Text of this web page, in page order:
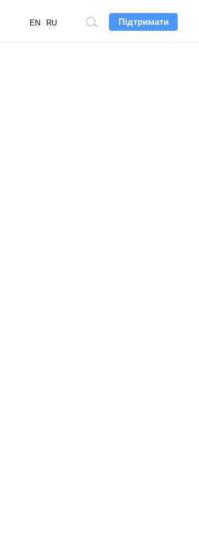
Підтримати
Пошук
EN RU